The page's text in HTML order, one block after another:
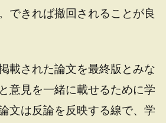
できれば撤回されることが良
載された論文を最終版とみな
意見を一緒に載せるために学
文は反論を反映する線で、学